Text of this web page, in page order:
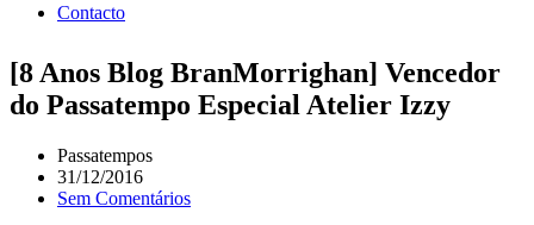
Contacto
[8 Anos Blog BranMorrighan] Vencedor
do Passatempo Especial Atelier Izzy
Passatempos
31/12/2016
Sem Comentários